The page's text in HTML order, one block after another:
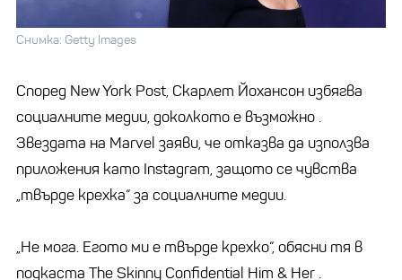
Снимка: Getty Images
Според New York Post, Скарлет Йохансон избягва
социалните медии, доколкото е възможно .
Звездата на Marvel заяви, че отказва да използва
приложения като Instagram, защото се чувства
„твърде крехка“ за социалните медии.
„Не мога. Егото ми е твърде крехко“, обясни тя в
подкаста The Skinny Confidential Him & Her .